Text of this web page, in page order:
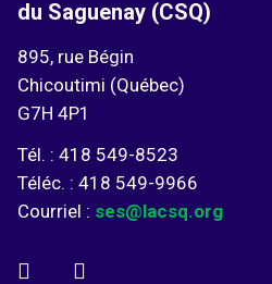
du Saguenay (CSQ)
895, rue Bégin
Chicoutimi (Québec)
G7H 4P1
Tél. : 418 549-8523
Téléc. : 418 549-9966
Courriel : ses@lacsq.org